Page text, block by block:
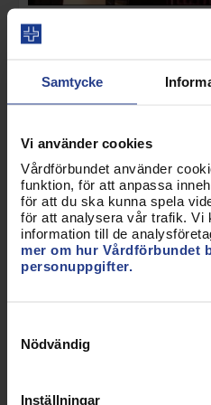
Samtycke
Vi använder cookies
Vårdförbundet använder
funktion, för att anpassa
för att du ska kunna spela
för att analysera vår trafik. Vi
information till de
mer om hur Vårdförbundet
personuppgifter.
Nödvändig
Inställningar
Se presentationen från
Maria Hogenäs
Födelsehusets